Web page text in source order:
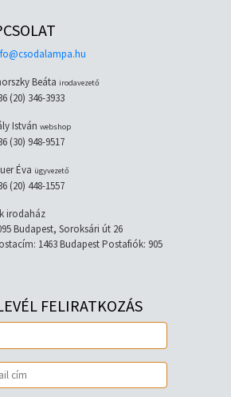
Beáta irodavezető
(20) 346-3933
István webshop
(30) 948-9517
Éva ügyvezető
(20) 448-1557
irodaház
Budapest, Soroksári út 26
1463 Budapest Postafiók: 905
FELIRATKOZÁS